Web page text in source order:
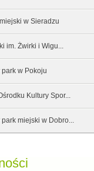
w Sieradzu
im. Żwirki i Wigu...
w Pokoju
Kultury Spor...
park miejski w Dobro...